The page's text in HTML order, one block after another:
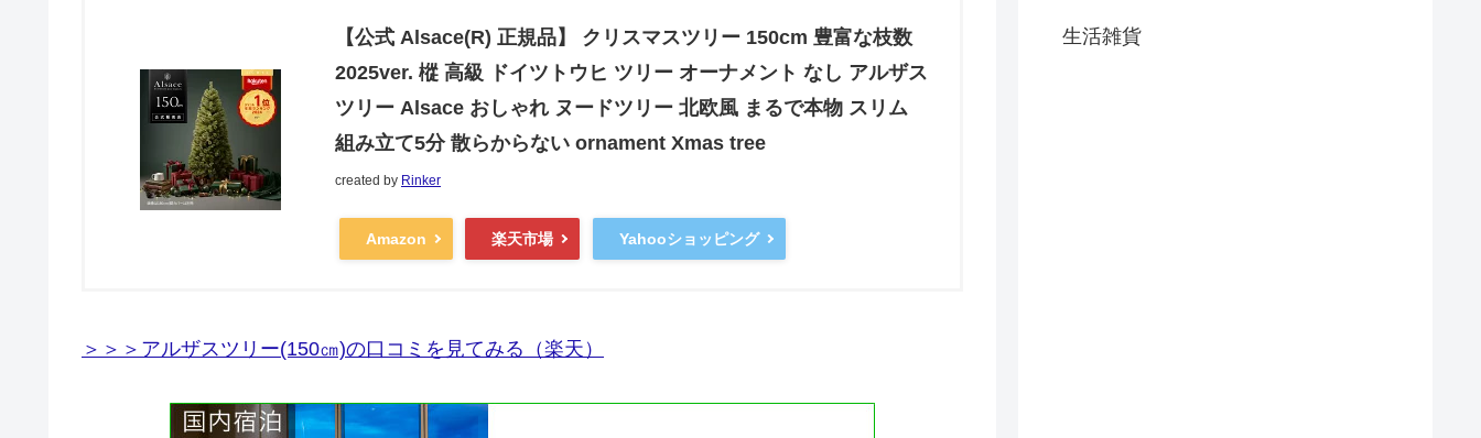
【公式 Alsace(R) 正規品】 クリスマスツリー 150cm 豊富な枝数
2025ver. 樅 高級 ドイツトウヒ ツリー オーナメント なし アルザス
ツリー Alsace おしゃれ ヌードツリー 北欧風 まるで本物 スリム
組み立て5分 散らからない ornament Xmas tree
created by Rinker
Amazon 楽天市場 Yahooショッピング
＞＞＞アルザスツリー(150㎝)の口コミを見てみる（楽天）
生活雑貨